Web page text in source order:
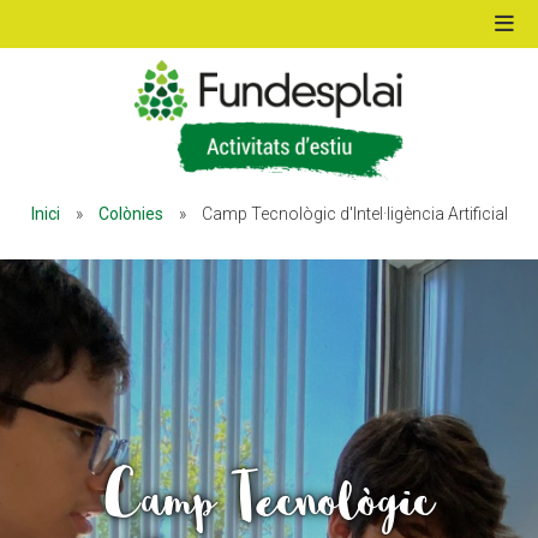
Inici » Colònies » Camp Tecnològic d'Intel·ligència Artificial
Camp Tecnològic
ACTIVITATS D'ESTIU
ALBERG CENTRE ESPLAI
FORMACIÓ